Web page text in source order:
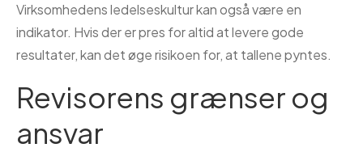
Virksomhedens ledelseskultur kan også være en
indikator. Hvis der er pres for altid at levere gode
resultater, kan det øge risikoen for, at tallene pyntes.
Revisorens grænser og
ansvar